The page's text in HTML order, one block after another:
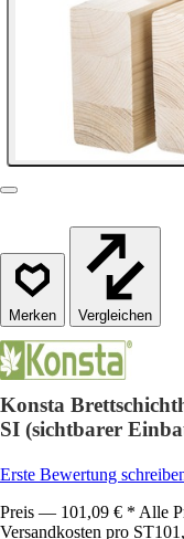
Vergleichen
Konsta
SI (sichtbarer
Erste Bewertung
Preis — 101,09 € * Alle
Versandkosten pro ST